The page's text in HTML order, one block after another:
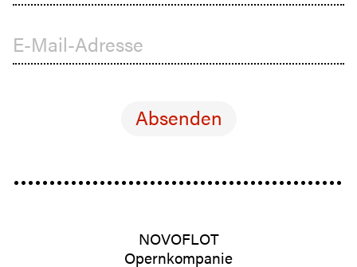
E-Mail-Adresse
NOVOFLOT
Opernkompanie